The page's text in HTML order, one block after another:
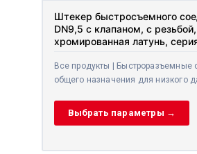
Штекер быстросъемного
DN9,5 с клапаном, с резьбой,
хромированная латунь,
Все продукты | Быстроразъемные
общего назначения для низкого
Выбрать параметры →